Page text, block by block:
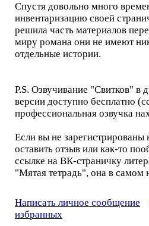
Спустя довольно много
инвентаризацию своей
решила часть материалов
миру романа они не имеют
отдельные истории.
P.S. Озвучивание "Свитков" в
версии доступно бесплатно
профессиональная озвучка
Если вы не зарегистрированы
оставить отзыв или как-то
ссылке на ВК-страничку
"Мятая тетрадь", она в самом
Написать личное сообщение
избранных